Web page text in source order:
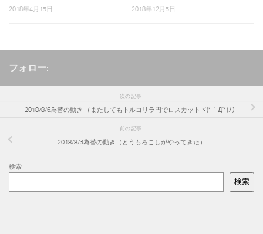
2018年4月15日 2018年12月5日
フォロー:
次の記事
2018/8/6為替の動き （またしてもトルコリラ円でロスカットヾ(*｀Д´*)ﾉ）
前の記事
2018/8/3為替の動き（とうもろこしがやってきた）
検索
検索